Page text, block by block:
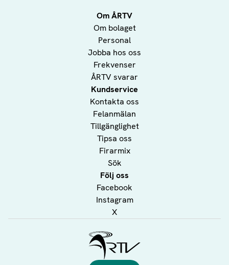
Om ÅRTV
Om bolaget
Personal
Jobba hos oss
Frekvenser
ÅRTV svarar
Kundservice
Kontakta oss
Felanmälan
Tillgänglighet
Tipsa oss
Firarmix
Sök
Följ oss
Facebook
Instagram
X